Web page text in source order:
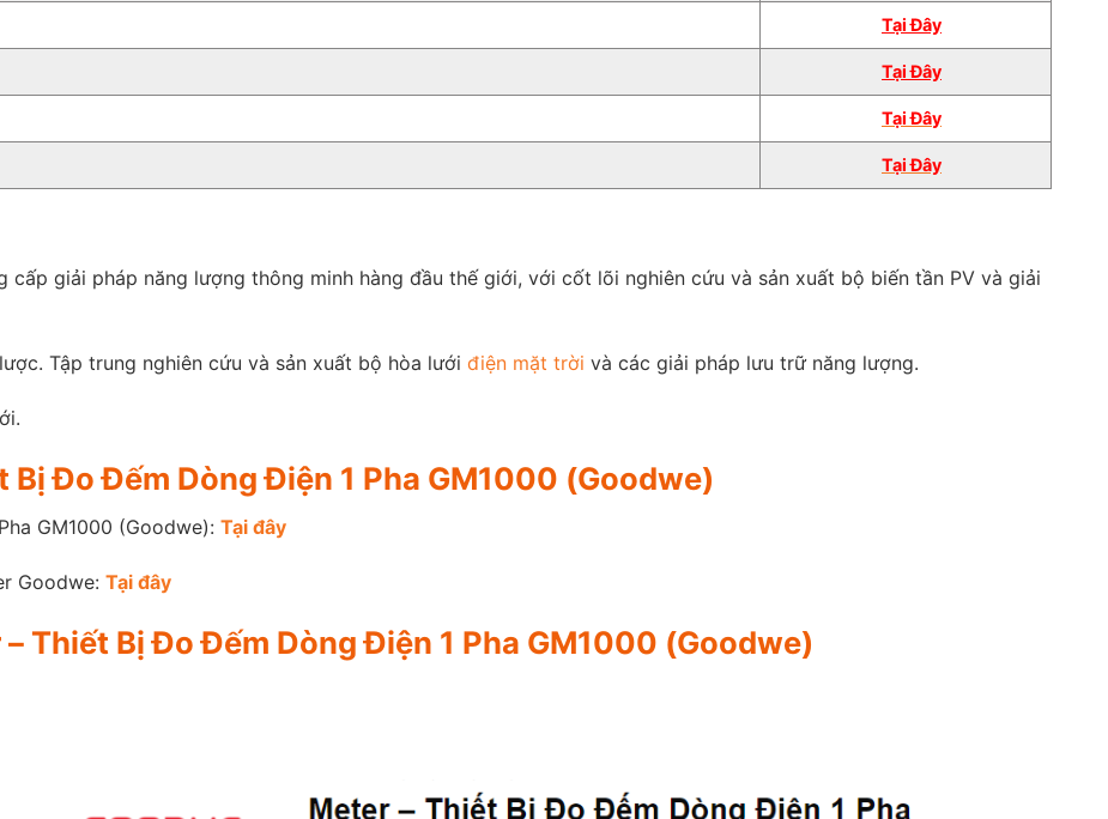
Tại Đây
Tại Đây
TạiĐây
Tại Đây
cấp giải pháp năng lượng thông minh hàng đầu thế giới, với cốt lõi nghiên cứu và sản xuất bộ biến tần PV và giải
Tập trung nghiên cứu và sản xuất bộ hòa lưới điện mặt trời và các giải pháp lưu trữ năng lượng.
Bị Đo Đếm Dòng Điện 1 Pha GM1000 (Goodwe)
GM1000 (Goodwe): Tại đây
Goodwe: Tại đây
Thiết Bị Đo Đếm Dòng Điện 1 Pha GM1000 (Goodwe)